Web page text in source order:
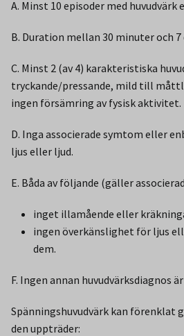
A. Minst 10 episoder med huvudvärk
B. Duration mellan 30 minuter och 7
C. Minst 2 (av 4) karakteristiska
tryckande/pressande, mild till
ingen försämring av fysisk aktivitet.
D. Inga associerade symtom eller
ljus eller ljud.
E. Båda av följande (gäller
inget illamående eller
ingen överkänslighet för ljus
dem.
F. Ingen annan huvudvärksdiagnos
Spänningshuvudvärk kan förenklat
den uppträder: